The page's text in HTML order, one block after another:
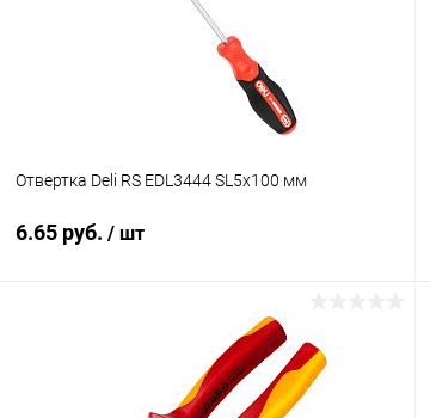
Отвертка Deli RS EDL3444 SL5x100 мм
6.65 руб. / шт
В корзину
К сравнению